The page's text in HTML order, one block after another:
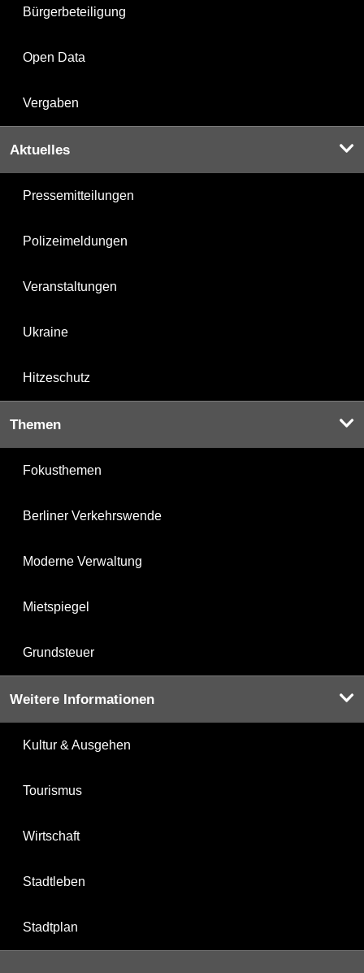
Bürgerbeteiligung
Open Data
Vergaben
Aktuelles
Pressemitteilungen
Polizeimeldungen
Veranstaltungen
Ukraine
Hitzeschutz
Themen
Fokusthemen
Berliner Verkehrswende
Moderne Verwaltung
Mietspiegel
Grundsteuer
Weitere Informationen
Kultur & Ausgehen
Tourismus
Wirtschaft
Stadtleben
Stadtplan